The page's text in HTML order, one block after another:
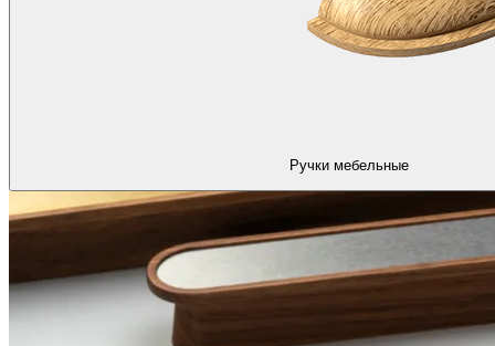
Ручки мебельные